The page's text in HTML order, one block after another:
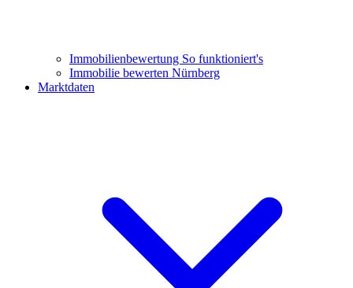
Immobilienbewertung So funktioniert's
Immobilie bewerten Nürnberg
Marktdaten